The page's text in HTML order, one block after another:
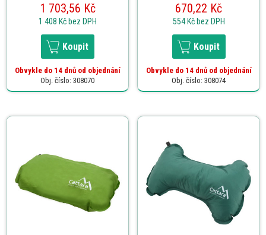
1 703,56 Kč
1 408 Kč bez DPH
Koupit
Obvykle do 14 dnů od objednání
Obj. číslo: 308070
670,22 Kč
554 Kč bez DPH
Koupit
Obvykle do 14 dnů od objednání
Obj. číslo: 308074